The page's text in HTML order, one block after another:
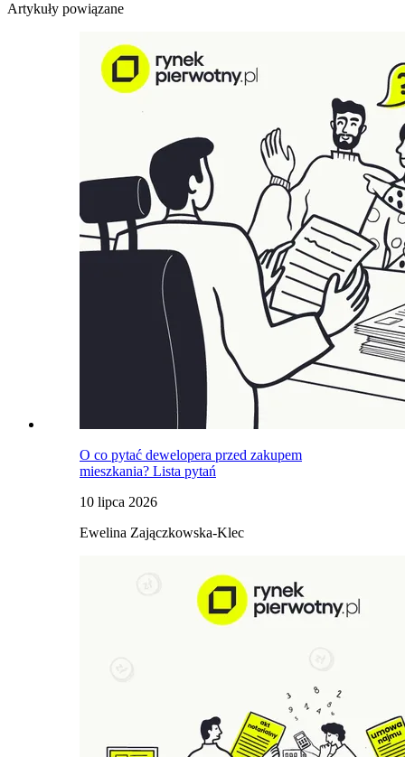
Artykuły powiązane
O co pytać dewelopera przed zakupem
mieszkania? Lista pytań
10 lipca 2026
Ewelina Zajączkowska-Klec